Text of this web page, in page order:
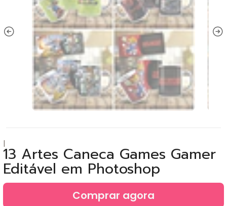
|13 Artes Caneca Games Gamer
Editável em Photoshop
Comprar agora